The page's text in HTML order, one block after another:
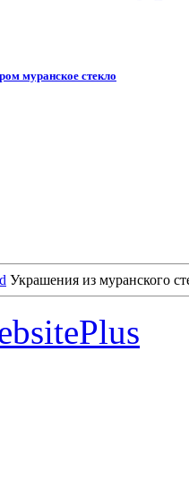
муранское стекло
Украшения из муранского